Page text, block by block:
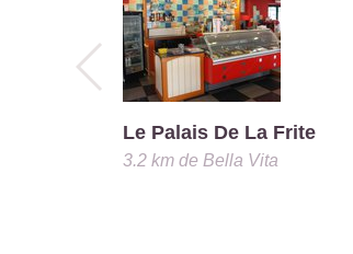
Le Palais De La Frite
3.2 kmde Bella Vita